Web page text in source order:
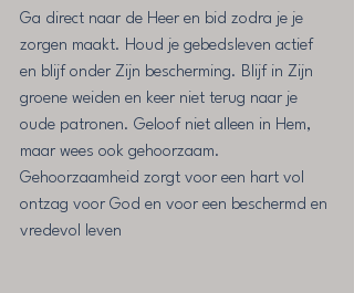
Ga direct naar de Heer en bid zodra je je
zorgen maakt. Houd je gebedsleven actief
en blijf onder Zijn bescherming. Blijf in Zijn
groene weiden en keer niet terug naar je
oude patronen. Geloof niet alleen in Hem,
maar wees ook gehoorzaam.
Gehoorzaamheid zorgt voor een hart vol
ontzag voor God en voor een beschermd en
vredevol leven